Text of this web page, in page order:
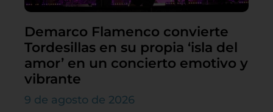
Demarco Flamenco convierte
Tordesillas en su propia ‘isla del
amor’ en un concierto emotivo y
vibrante
9 de agosto de 2026